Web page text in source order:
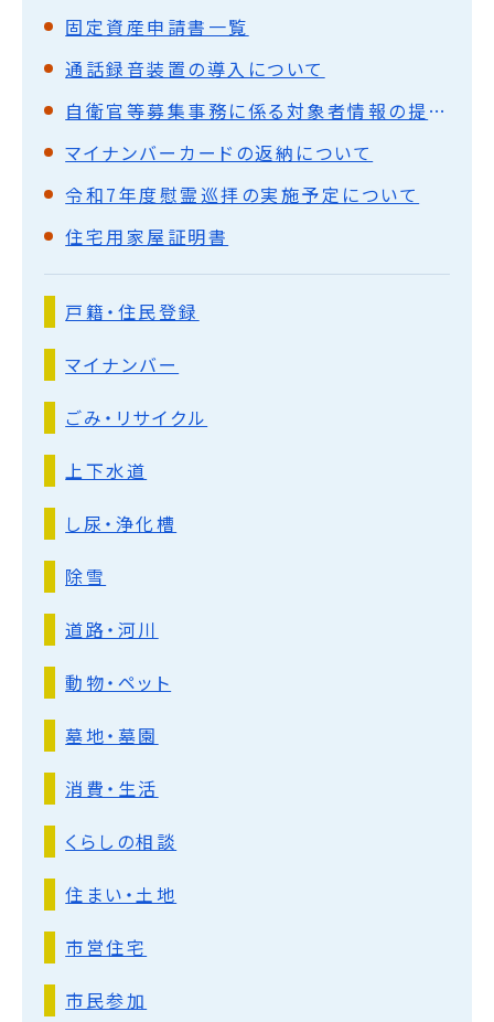
固定資産申請書一覧
通話録⾳装置の導⼊について
自衛官等募集事務に係る対象者情報の提供について
マイナンバーカードの返納について
令和7年度慰霊巡拝の実施予定について
住宅用家屋証明書
戸籍・住民登録
マイナンバー
ごみ・リサイクル
上下水道
し尿・浄化槽
除雪
道路・河川
動物・ペット
墓地・墓園
消費・生活
くらしの相談
住まい・土地
市営住宅
市民参加